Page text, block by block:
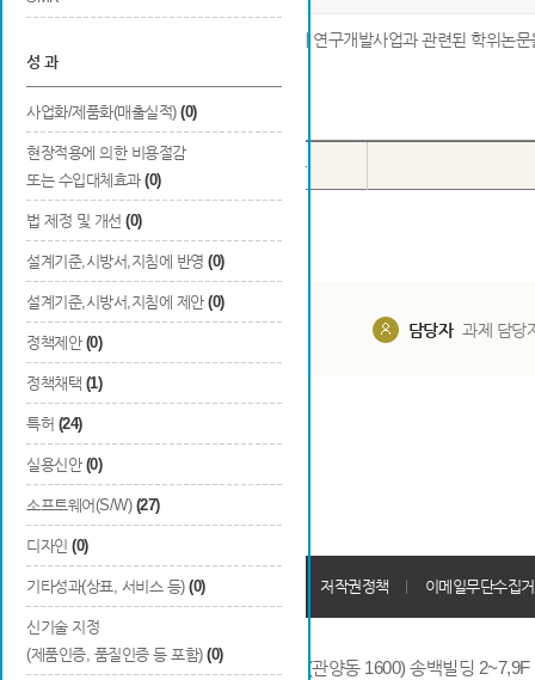
성 과
사업화/제품화(매출실적) (0)
현장적용에 의한 비용절감
또는 수입대체효과 (0)
법 제정 및 개선 (0)
설계기준,시방서,지침에 반영 (0)
설계기준,시방서,지침에 제안 (0)
정책제안 (0)
정책채택 (1)
특허 (24)
실용신안 (0)
소프트웨어(S/W) (27)
디자인 (0)
기타성과(상표, 서비스 등) (0)
신기술 지정
(제품인증, 품질인증 등 포함) (0)
※ 해당 연구개발사업에 참여중 또는 참여 후에 연구개발사업과 관련된 학위논
Total0건
번호 국내/국외
담당자 과제 담당
개인정보처리방침 회원가입약관 저작권정책 이메일무단수집
14066 경기도 안양시 동안구 시민대로 286 (관양동 1600) 송백빌딩